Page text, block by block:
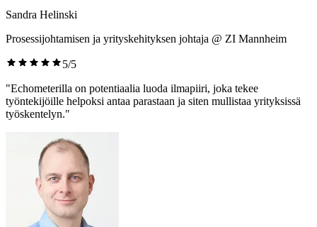
Sandra Helinski
Prosessijohtamisen ja yrityskehityksen johtaja @ ZI Mannheim
5/5
"Echometerilla on potentiaalia luoda ilmapiiri, joka tekee
työntekijöille helpoksi antaa parastaan ja siten mullistaa yrityksissä
työskentelyn."